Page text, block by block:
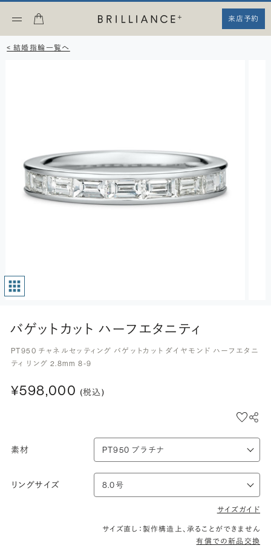
来店予約
< 結婚指輪一覧へ
バゲットカット ハーフエタニティ
PT950 チャネルセッティング バゲットカット ダイヤモンド ハーフエタニ
ティ リング 2.8mm 8-9
¥598,000 (税込)
素材
リングサイズ
サイズガイド
サイズ直し：製作構造上、承ることができません
有償での新品交換